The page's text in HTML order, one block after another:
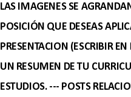
LAS IMAGENES SE
POSICIÓN QUE DESEAS
PRESENTACION (ESCRIBIR
UN RESUMEN DE TU
ESTUDIOS. --- POSTS